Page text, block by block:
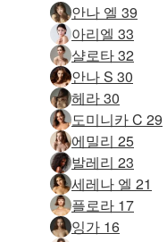
안나 엘 39
아리엘 33
샬로타 32
안나 S 30
헤라 30
도미니카 C 29
에밀리 25
발레리 23
세레나 엘 21
플로라 17
잉가 16